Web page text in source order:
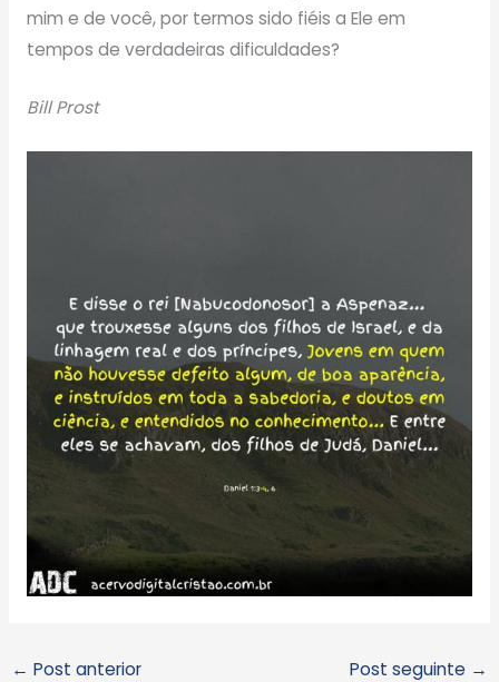
mim e de você, por termos sido fiéis a Ele em
tempos de verdadeiras dificuldades?
Bill Prost
← Post anterior Post seguinte →